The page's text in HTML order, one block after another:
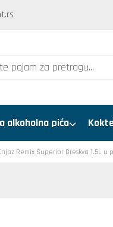
alkoholna pića
Remix Superior Breskva 1.5L u